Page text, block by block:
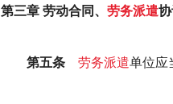
第三章 劳动合同、 劳务派遣
第五条 劳务派遣单位应